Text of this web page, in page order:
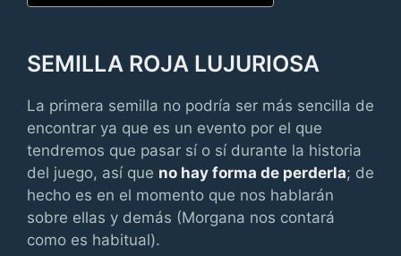
SEMILLA ROJA LUJURIOSA
La primera semilla no podría ser más sencilla de
encontrar ya que es un evento por el que
tendremos que pasar sí o sí durante la historia
del juego, así que no hay forma de perderla; de
hecho es en el momento que nos hablarán
sobre ellas y demás (Morgana nos contará
como es habitual).